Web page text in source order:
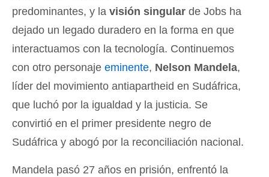
predominantes, y la visión singular de Jobs ha
dejado un legado duradero en la forma en que
interactuamos con la tecnología. Continuemos
con otro personaje eminente, Nelson Mandela,
líder del movimiento antiapartheid en Sudáfrica,
que luchó por la igualdad y la justicia. Se
convirtió en el primer presidente negro de
Sudáfrica y abogó por la reconciliación nacional.
Mandela pasó 27 años en prisión, enfrentó la